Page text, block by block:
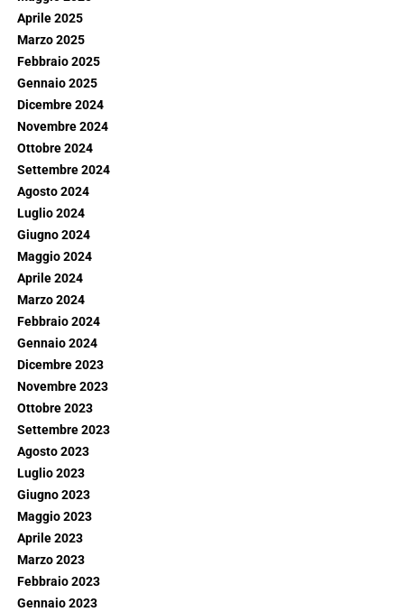
Aprile 2025
Marzo 2025
Febbraio 2025
Gennaio 2025
Dicembre 2024
Novembre 2024
Ottobre 2024
Settembre 2024
Agosto 2024
Luglio 2024
Giugno 2024
Maggio 2024
Aprile 2024
Marzo 2024
Febbraio 2024
Gennaio 2024
Dicembre 2023
Novembre 2023
Ottobre 2023
Settembre 2023
Agosto 2023
Luglio 2023
Giugno 2023
Maggio 2023
Aprile 2023
Marzo 2023
Febbraio 2023
Gennaio 2023